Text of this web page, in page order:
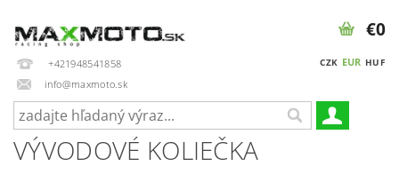
+421948541858
info@maxmoto.sk
CZK EUR HUF
€0
VÝVODOVÉ KOLIEČKA